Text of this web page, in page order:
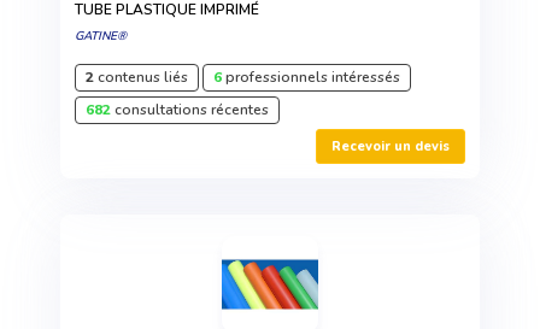
TUBE PLASTIQUE IMPRIMÉ
GATINE®
2contenus liés 6professionnels intéressés
682consultations récentes
Recevoir un devis